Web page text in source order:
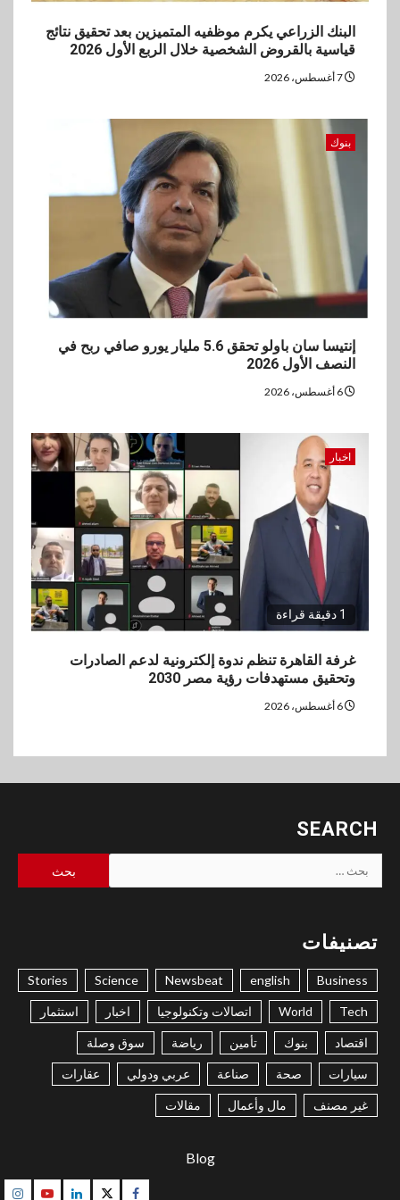
البنك الزراعي يكرم موظفيه المتميزين بعد تحقيق نتائج
قياسية بالقروض الشخصية خلال الربع الأول 2026
بنوك
إنتيسا سان باولو تحقق 5.6 مليار يورو صافي ربح في
النصف الأول 2026
اخبار
1 دقيقة قراءة
غرفة القاهرة تنظم ندوة إلكترونية لدعم الصادرات
وتحقيق مستهدفات رؤية مصر 2030
SEARCH
البحث
عن:
تصنيفات
Business
english
Newsbeat
Science
Stories
Tech
World اتصالات وتكنولوجيا اخبار استثمار
اقتصاد بنوك تأمين رياضة سوق وصلة
سيارات صحة صناعة عربي ودولي عقارات
غير مصنف مال وأعمال مقالات
Blog
Facebook
Twitter
Linkedin
Youtube